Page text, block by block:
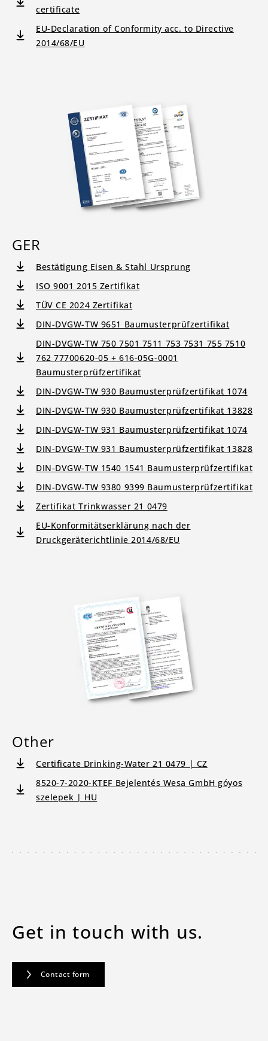
certificate
EU-Declaration of Conformity acc. to Directive
2014/68/EU
GER
Bestätigung Eisen & Stahl Ursprung
ISO 9001 2015 Zertifikat
TÜV CE 2024 Zertifikat
DIN-DVGW-TW 9651 Baumusterprüfzertifikat
DIN-DVGW-TW 750 7501 7511 753 7531 755 7510
762 77700620-05 + 616-05G-0001
Baumusterprüfzertifikat
DIN-DVGW-TW 930 Baumusterprüfzertifikat 1074
DIN-DVGW-TW 930 Baumusterprüfzertifikat 13828
DIN-DVGW-TW 931 Baumusterprüfzertifikat 1074
DIN-DVGW-TW 931 Baumusterprüfzertifikat 13828
DIN-DVGW-TW 1540 1541 Baumusterprüfzertifikat
DIN-DVGW-TW 9380 9399 Baumusterprüfzertifikat
Zertifikat Trinkwasser 21 0479
EU-Konformitätserklärung nach der
Druckgeräterichtlinie 2014/68/EU
Other
Certificate Drinking-Water 21 0479 | CZ
8520-7-2020-KTEF Bejelentés Wesa GmbH góyos
szelepek | HU
Get in touch with us.
Contact form